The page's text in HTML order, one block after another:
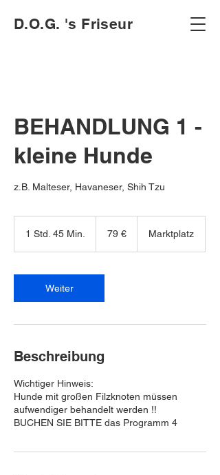
D.O.G. 's Friseur
BEHANDLUNG 1 -
kleine Hunde
z.B. Malteser, Havaneser, Shih Tzu
1 Std. 45 Min.
d
i
.
79 € Marktplatz
Weiter
Beschreibung
Wichtiger Hinweis:
Hunde mit großen Filzknoten müssen
aufwendiger behandelt werden !!
BUCHEN SIE BITTE das Programm 4